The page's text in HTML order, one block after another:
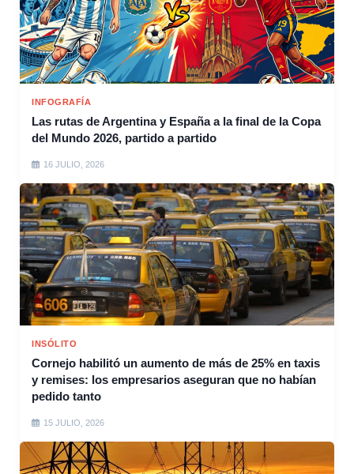
INFOGRAFÍA
Las rutas de Argentina y España a la final de la Copa
del Mundo 2026, partido a partido
16 JULIO, 2026
INSÓLITO
Cornejo habilitó un aumento de más de 25% en taxis
y remises: los empresarios aseguran que no habían
pedido tanto
15 JULIO, 2026